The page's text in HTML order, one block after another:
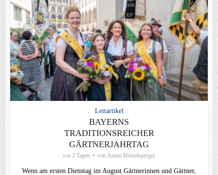
Leitartikel
BAYERNS
TRADITIONSREICHER
GÄRTNERJAHRTAG
vor 2 Tagen von Anton Hötzelsperger
Wenn am ersten Dienstag im August Gärtnerinnen und Gärtner,